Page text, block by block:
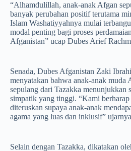
“Alhamdulillah, anak-anak Afgan
banyak perubahan positif terutama
Islam Washatiyyahnya mulai
modal penting bagi proses
Afganistan” ucap Dubes Arief
Senada, Dubes Afganistan Zaki
menyatakan bahwa anak-anak muda
sepulang dari Tazakka menunjukkan
simpatik yang tinggi. “Kami
diteruskan supaya anak-anak
agama yang luas dan inklusif”
Selain dengan Tazakka, dikatakan